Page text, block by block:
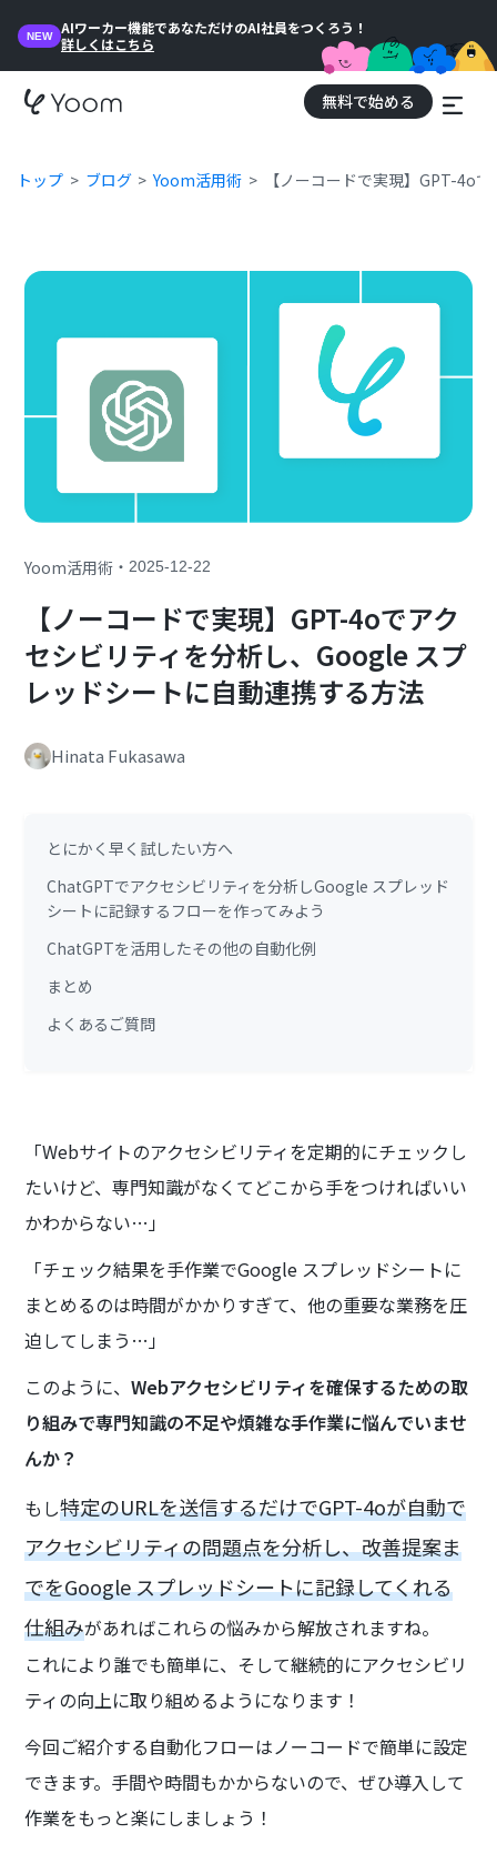
NEW
AIワーカー機能であなただけのAI社員をつくろう！
詳しくはこちら
無料で始める
トップ ブログ Yoom活用術 【ノーコードで実現】GPT-4o
Yoom活用術 ・2025-12-22
【ノーコードで実現】GPT-4oでアク
セシビリティを分析し、Google スプ
レッドシートに自動連携する方法
Hinata Fukasawa
とにかく早く試したい方へ
ChatGPTでアクセシビリティを分析しGoogle スプレッド
シートに記録するフローを作ってみよう
ChatGPTを活用したその他の自動化例
まとめ
よくあるご質問
「Webサイトのアクセシビリティを定期的にチェックし
たいけど、専門知識がなくてどこから手をつければいい
かわからない…」
「チェック結果を手作業でGoogle スプレッドシートに
まとめるのは時間がかかりすぎて、他の重要な業務を圧
迫してしまう…」
このように、Webアクセシビリティを確保するための取
り組みで専門知識の不足や煩雑な手作業に悩んでいませ
んか？
もし特定のURLを送信するだけでGPT-4oが自動で
アクセシビリティの問題点を分析し、改善提案ま
でをGoogle スプレッドシートに記録してくれる
仕組みがあればこれらの悩みから解放されますね。
これにより誰でも簡単に、そして継続的にアクセシビリ
ティの向上に取り組めるようになります！
今回ご紹介する自動化フローはノーコードで簡単に設定
できます。手間や時間もかからないので、ぜひ導入して
作業をもっと楽にしましょう！